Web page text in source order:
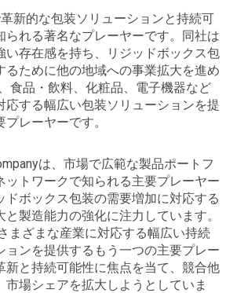
新的な包装ソリューションと持続可
られる著名なプレーヤーです。同社は
い存在感を持ち、リジッドボックス包
るために他の地域への事業拡大を進め
食品・飲料、化粧品、電子機器など
応する幅広い包装ソリューションを提
レーヤーです。
は、市場で広範な製品ポートフ
ットワークで知られる主要プレーヤー
ドボックス包装の需要増加に対応する
製造能力の強化に注力しています。
まざまな産業に対応する幅広い持続
ョンを提供するもう一つの主要プレー
新と持続可能性に焦点を当て、競合他
場シェアを拡大しようとしていま